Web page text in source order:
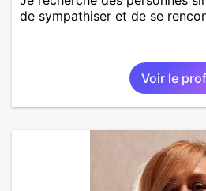
de sympathiser et de se
Voir le